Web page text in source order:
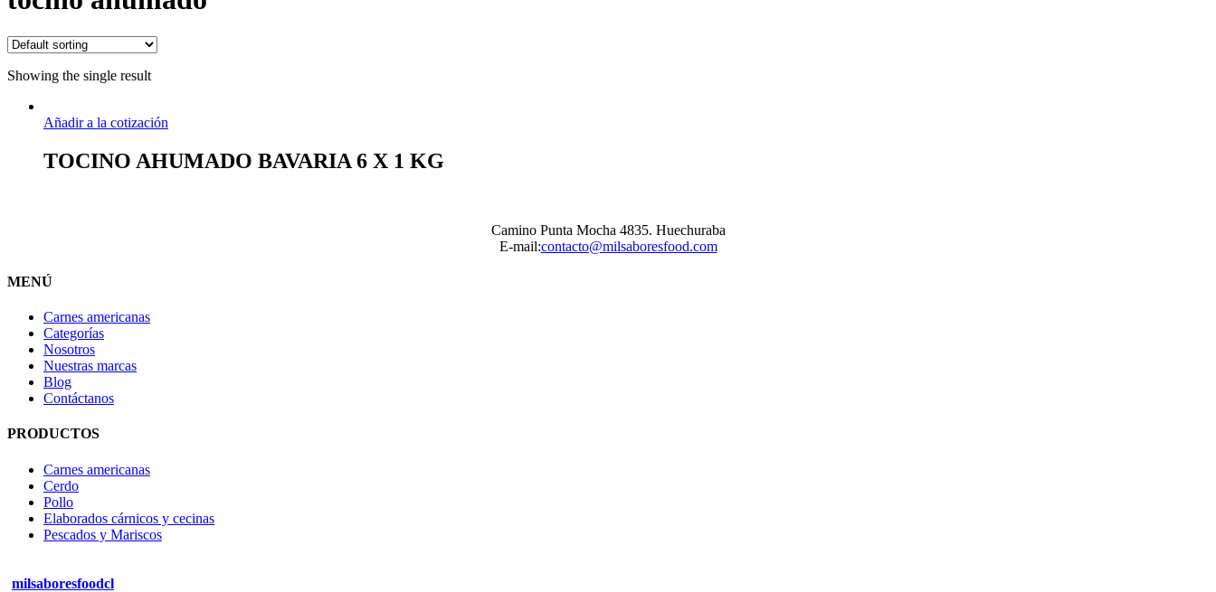
Showing the single result
Añadir a la cotización
TOCINO AHUMADO BAVARIA 6 X 1 KG
Camino Punta Mocha 4835. Huechuraba
E-mail:contacto@milsaboresfood.com
MENÚ
Carnes americanas
Categorías
Nosotros
Nuestras marcas
Blog
Contáctanos
PRODUCTOS
Carnes americanas
Cerdo
Pollo
Elaborados cárnicos y cecinas
Pescados y Mariscos
milsaboresfoodcl